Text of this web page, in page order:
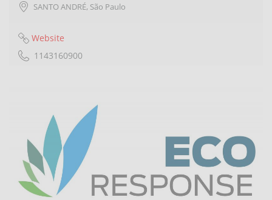
SANTO ANDRÉ, São Paulo
Website
1143160900